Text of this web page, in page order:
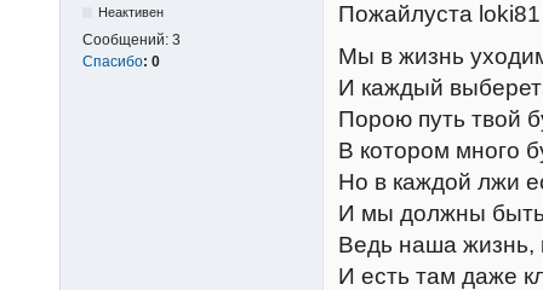
Неактивен
Сообщений: 3
Спасибо: 0
Пожайлуста
Мы в жизнь
И каждый выберет
Порою путь твой
В котором много
Но в каждой лжи
И мы должны
Ведь наша жизнь,
И есть там даже